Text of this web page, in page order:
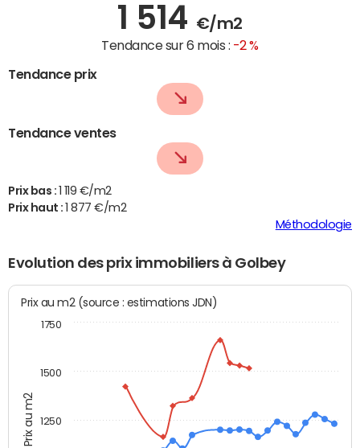
1 514 €/m2
Tendance sur 6 mois : -2 %
Tendance prix
Tendance ventes
Prix bas :
1 119 €/m2
Prix haut :
1 877 €/m2
Méthodologie
Evolution des prix immobiliers à Golbey
Prix au m2
Prix au m2 (source : estimations JDN)
1250
1500
1750